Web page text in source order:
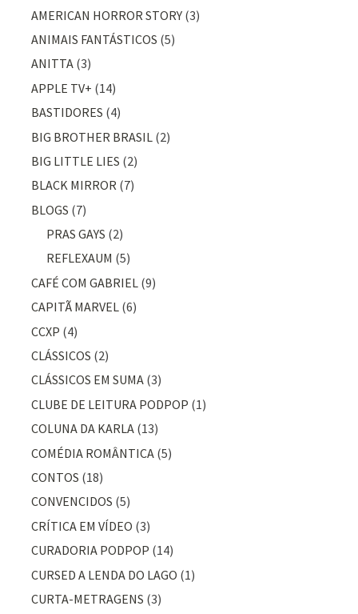
AMERICAN HORROR STORY (3)
ANIMAIS FANTÁSTICOS (5)
ANITTA (3)
APPLE TV+ (14)
BASTIDORES (4)
BIG BROTHER BRASIL (2)
BIG LITTLE LIES (2)
BLACK MIRROR (7)
BLOGS (7)
PRAS GAYS (2)
REFLEXAUM (5)
CAFÉ COM GABRIEL (9)
CAPITÃ MARVEL (6)
CCXP (4)
CLÁSSICOS (2)
CLÁSSICOS EM SUMA (3)
CLUBE DE LEITURA PODPOP (1)
COLUNA DA KARLA (13)
COMÉDIA ROMÂNTICA (5)
CONTOS (18)
CONVENCIDOS (5)
CRÍTICA EM VÍDEO (3)
CURADORIA PODPOP (14)
CURSED A LENDA DO LAGO (1)
CURTA-METRAGENS (3)